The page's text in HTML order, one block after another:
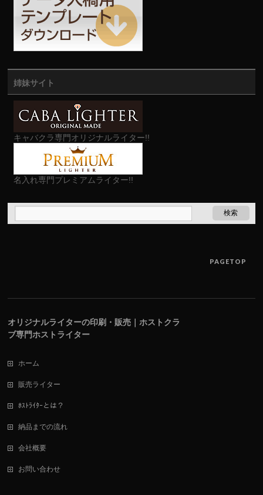
姉妹サイト
キャバクラ専門オリジナルライター!!
名入れ専門プレミアムライター!!
PAGETOP
オリジナルライターの印刷・販売｜ホストクラ
ブ専門ホストライター
ホーム
販売ライター
ﾎｽﾄﾗｲﾀｰとは？
納品までの流れ
会社概要
お問い合わせ